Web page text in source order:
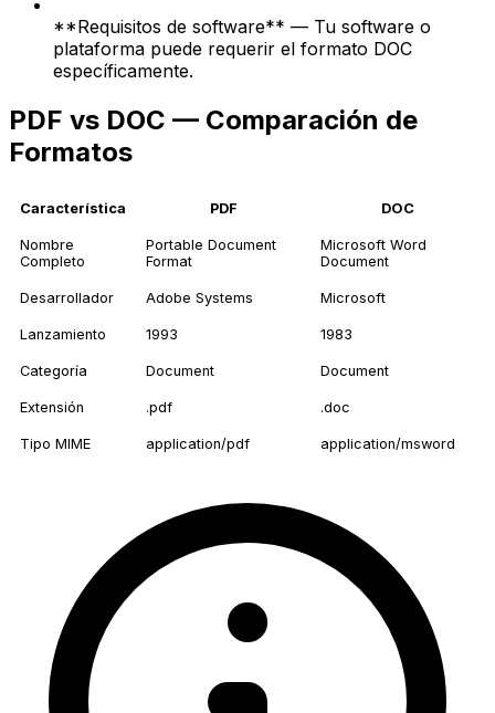
**Requisitos de software** — Tu software o
plataforma puede requerir el formato DOC
específicamente.
PDF vs DOC — Comparación de
Formatos
Característica PDF DOC
Nombre
Completo
Portable Document
Format
Microsoft Word
Document
Desarrollador Adobe Systems Microsoft
Lanzamiento 1993 1983
Categoría Document Document
Extensión .pdf .doc
Tipo MIME application/pdf application/msword